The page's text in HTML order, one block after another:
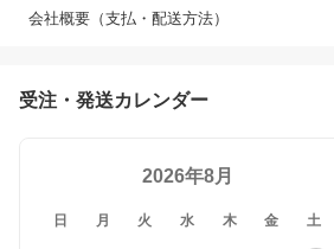
会社概要（支払・配送方法）
受注・発送カレンダー
2026年8月
日 月 火 水 木 金 土